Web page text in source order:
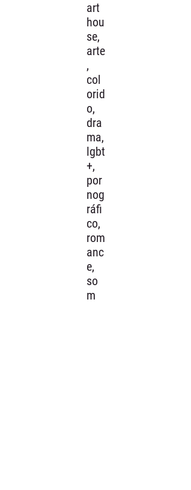
art
hou
se,
arte
,
col
orid
o,
dra
ma,
lgbt
+,
por
nog
ráfi
co,
rom
anc
e,
so
m